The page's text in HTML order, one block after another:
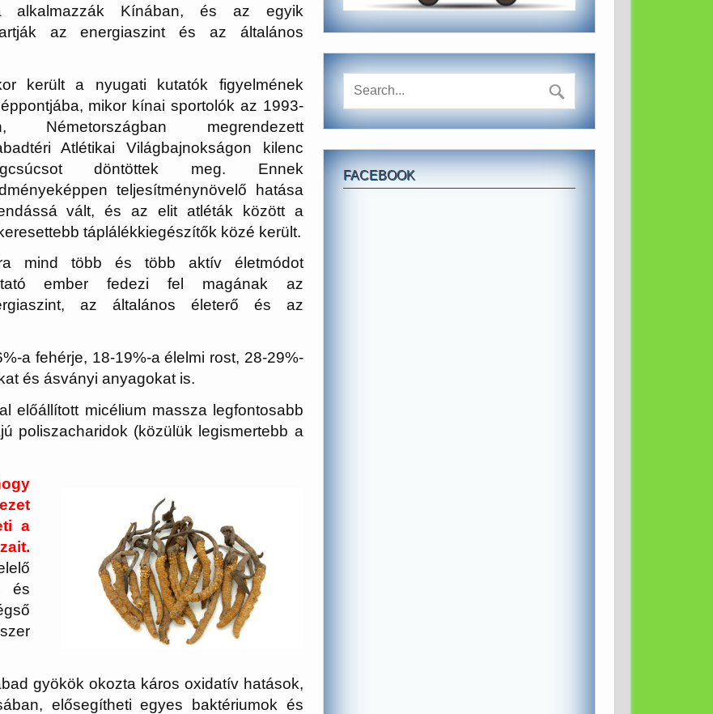
alkalmazzák Kínában, és az egyik
az energiaszint és az általános
került a nyugati kutatók figyelmének
mikor kínai sportolók az 1993-
Németországban megrendezett
Atlétikai Világbajnokságon kilenc
döntöttek meg. Ennek
teljesítménynövelő hatása
vált, és az elit atléták között a
táplálékkiegészítők közé került.
mind több és több aktív életmódot
ember fedezi fel magának az
az általános életerő és az
a fehérje, 18-19%-a élelmi rost, 28-29%-
és ásványi anyagokat is.
előállított micélium massza legfontosabb
poliszacharidok (közülük legismertebb a
a
és
gyökök okozta káros oxidatív hatások,
elősegítheti egyes baktériumok és
FACEBOOK